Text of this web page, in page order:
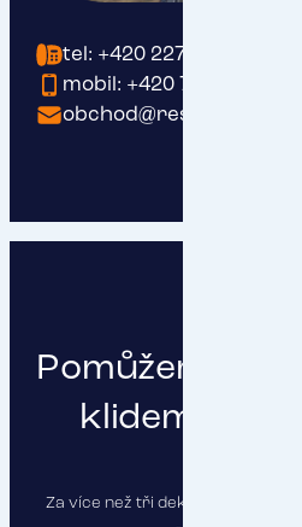
tel: +420 227 200 191
mobil: +420 737 203 409
obchod@respect.cz
Pomůžeme
klidem a
Za více než tři dekády jsme